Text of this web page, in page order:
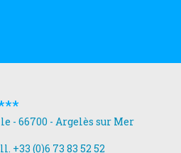
- 66700 - Argelès sur Mer
+33 (0)6 73 83 52 52